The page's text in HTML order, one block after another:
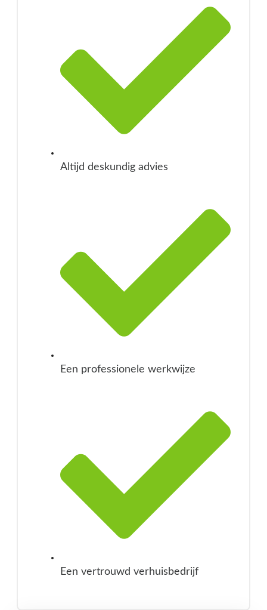
Altijd deskundig advies
Een professionele werkwijze
Een vertrouwd verhuisbedrijf